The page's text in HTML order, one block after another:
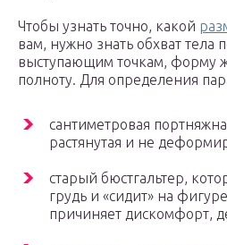
Чтобы узнать точно, какой
вам, нужно знать обхват тела
выступающим точкам, форму
полноту. Для определения
сантиметровая
растянутая и не
старый бюстгальтер,
грудь и «сидит» на
причиняет дискомфорт,